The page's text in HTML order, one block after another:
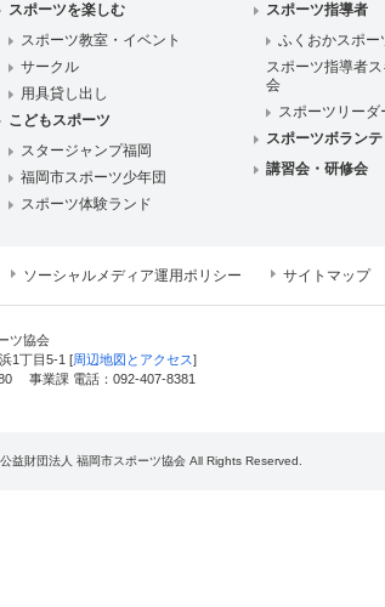
スポーツを楽しむ
スポーツ教室・イベント
サークル
用具貸し出し
こどもスポーツ
スタージャンプ福岡
福岡市スポーツ少年団
スポーツ体験ランド
スポーツ指導者
ふくおかスポー
スポーツ指導者
会
スポーツリーダ
スポーツボラン
講習会・研修会
ソーシャルメディア運用ポリシー サイトマップ
ツ協会
1丁目5-1 [周辺地図とアクセス]
事業課 電話： 092-407-8381
益財団法人 福岡市スポーツ協会 All Rights Reserved.